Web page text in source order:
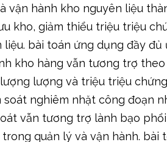
kho hàng vẫn tương trợ
lượng và triệu triệu
soát nghiêm nhặt công đoạn
vẫn tương trợ lành bạo
quản lý và vận hành. bài
thu xếp nguyên liệu hợp